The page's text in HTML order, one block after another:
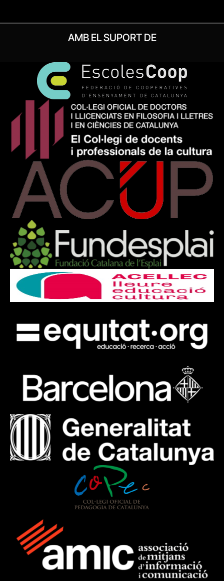
AMB EL SUPORT DE